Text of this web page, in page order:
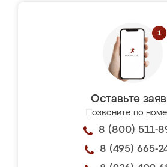
Оставьте
Позвоните по
8 (800) 511-
8 (495) 665-